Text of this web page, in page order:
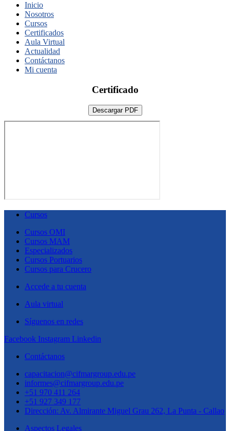
Inicio
Nosotros
Cursos
Certificados
Aula Virtual
Actualidad
Contáctanos
Mi cuenta
Certificado
Descargar PDF
Cursos
Cursos OMI
Cursos MAM
Especializados
Cursos Portuarios
Cursos para Crucero
Accede a tu cuenta
Aula virtual
Síguenos en redes
Facebook Instagram Linkedin
Contáctanos
capacitacion@cifmargroup.edu.pe
informes@cifmargroup.edu.pe
+51 970 411 264
+51 927 349 177
Dirección: Av. Almirante Miguel Grau 262, La Punta - Callao
Aspectos Legales